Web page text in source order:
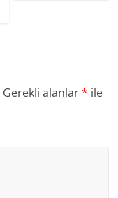
Gerekli alanlar* ile